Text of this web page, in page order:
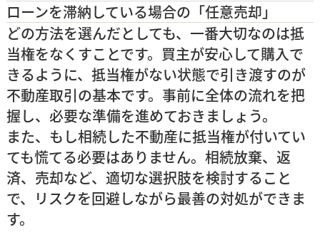
ローンを滞納している場合の「任意売却」
どの方法を選んだとしても、一番大切なのは抵
当権をなくすことです。買主が安心して購入で
きるように、抵当権がない状態で引き渡すのが
不動産取引の基本です。事前に全体の流れを把
握し、必要な準備を進めておきましょう。
また、もし相続した不動産に抵当権が付いてい
ても慌てる必要はありません。 相続放棄、返
済、売却など、適切な選択肢を検討すること
で、リスクを回避しながら最善の対処ができま
す。